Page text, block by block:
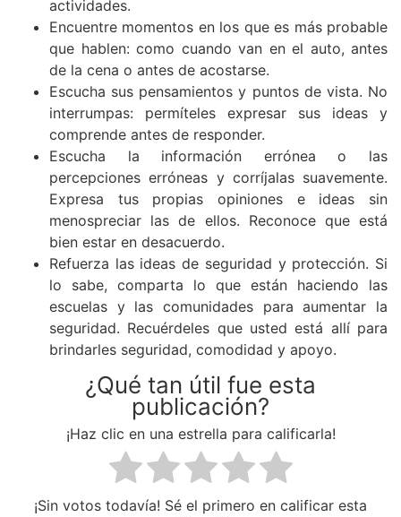
actividades.
Encuentre momentos en los que es más probable
que hablen: como cuando van en el auto, antes
de la cena o antes de acostarse.
Escucha sus pensamientos y puntos de vista. No
interrumpas: permíteles expresar sus ideas y
comprende antes de responder.
Escucha la información errónea o las
percepciones erróneas y corríjalas suavemente.
Expresa tus propias opiniones e ideas sin
menospreciar las de ellos. Reconoce que está
bien estar en desacuerdo.
Refuerza las ideas de seguridad y protección. Si
lo sabe, comparta lo que están haciendo las
escuelas y las comunidades para aumentar la
seguridad. Recuérdeles que usted está allí para
brindarles seguridad, comodidad y apoyo.
¿Qué tan útil fue esta
publicación?
¡Haz clic en una estrella para calificarla!
¡Sin votos todavía! Sé el primero en calificar esta